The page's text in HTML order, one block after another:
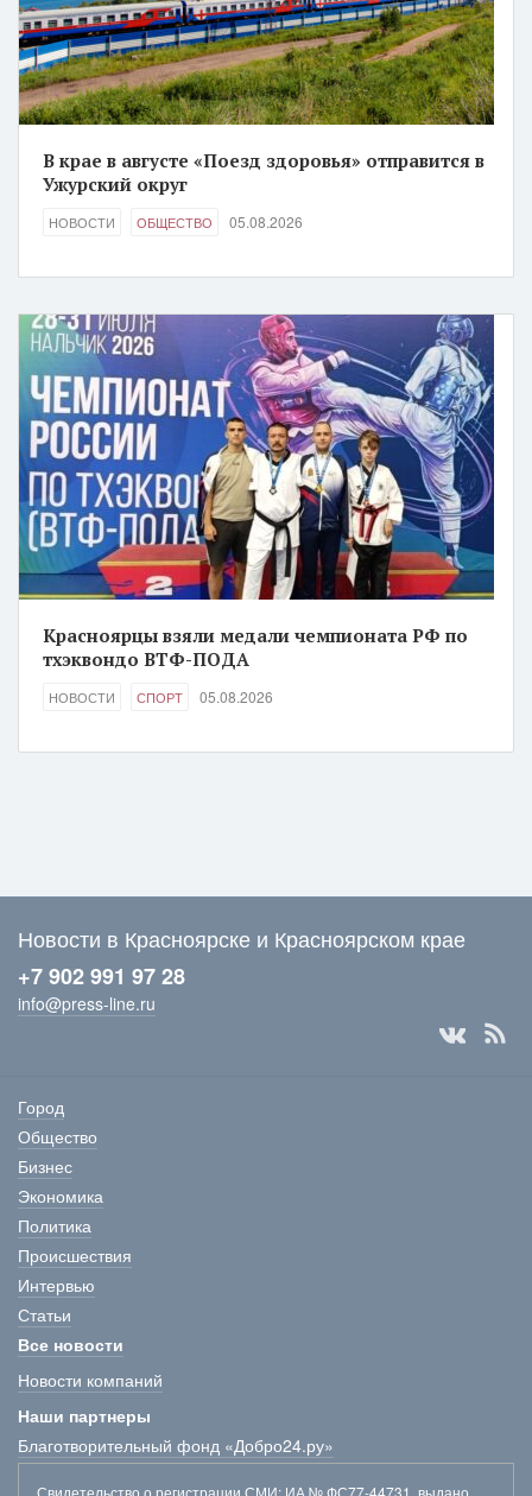
В крае в августе «Поезд здоровья» отправится в
Ужурский округ
НОВОСТИ ОБЩЕСТВО 05.08.2026
Красноярцы взяли медали чемпионата РФ по
тхэквондо ВТФ-ПОДА
НОВОСТИ СПОРТ 05.08.2026
Новости в Красноярске и Красноярском крае
+7 902 991 97 28
info@press-line.ru
Город
Общество
Бизнес
Экономика
Политика
Происшествия
Интервью
Статьи
Все новости
Новости компаний
Наши партнеры
Благотворительный фонд «Добро24.ру»
Свидетельство о регистрации СМИ: ИА № ФС77-44731, выдано